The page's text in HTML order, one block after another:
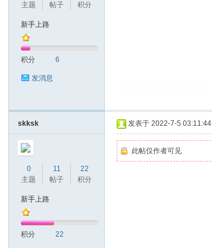
主题
帖子
积分
新手上路
积分 6
发消息
skksk
0
主题
11
帖子
22
积分
新手上路
积分 22
发表于 2022-7-5 03:11:44
此帖仅作者可见